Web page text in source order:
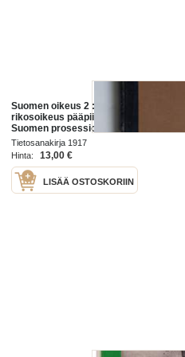
Suomen oikeus 2 : Suomen
rikosoikeus pääpiirteittäin ;
Suomen prosessioikeus
pääpiirteittäin ; Suomen
konkurssioikeus pääpiirteittäin ;
Suomen esineoikeus pääpiir...
Tietosanakirja 1917
Hinta:
13,00 €
LISÄÄ OSTOSKORIIN